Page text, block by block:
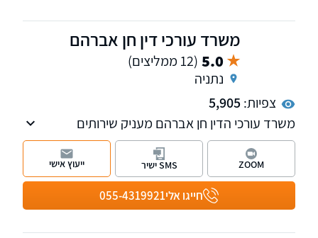
משרד עורכי דין חן אברהם
5.0 (12 ממליצים)
נתניה
צפיות:5,905
משרד עורכי הדין חן אברהם מעניק שירותים
בתחומי המקרקעין ונזיקין, חבר לשכת עורכי הדין
משנת 2014 , המשרד מביא איתו נסיון ייחודי מעולם
חברות ביטוח
חייגו אלי055-4319921
ZOOM SMS ישיר ייעוץ אישי